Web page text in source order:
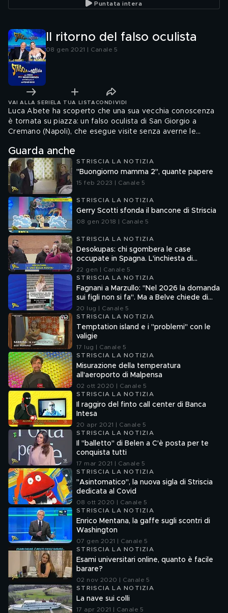
Puntata intera
Il ritorno del falso oculista
08 gen 2021 | Canale 5
VAI ALLA SERIE LA TUA LISTA CONDIVIDI
Luca Abete ha scoperto che una sua vecchia conoscenza
è tornata su piazza: un falso oculista di San Giorgio a
Cremano (Napoli), che esegue visite senza averne le
Guarda anche
STRISCIA LA NOTIZIA
"Buongiorno mamma 2", quante papere
15 feb 2023 | Canale 5
STRISCIA LA NOTIZIA
Gerry Scotti sfonda il bancone di Striscia
08 gen 2018 | Canale 5
STRISCIA LA NOTIZIA
Desokupas: chi sgombera le case
occupate in Spagna. L'inchiesta di
Francesco Mazza
22 gen | Canale 5
STRISCIA LA NOTIZIA
Fagnani a Marzullo: "Nel 2026 la domanda
sui figli non si fa". Ma a Belve chiede di
aborto e maternità
20 lug | Canale 5
STRISCIA LA NOTIZIA
Temptation island e i "problemi" con le
valigie
17 lug | Canale 5
STRISCIA LA NOTIZIA
Misurazione della temperatura
all'aeroporto di Malpensa
02 ott 2020 | Canale 5
STRISCIA LA NOTIZIA
Il raggiro del finto call center di Banca
Intesa
20 apr 2021 | Canale 5
STRISCIA LA NOTIZIA
Il "balletto" di Belen a C'è posta per te
conquista tutti
17 mar 2021 | Canale 5
STRISCIA LA NOTIZIA
"Asintomatico", la nuova sigla di Striscia
dedicata al Covid
08 ott 2020 | Canale 5
STRISCIA LA NOTIZIA
Enrico Mentana, la gaffe sugli scontri di
Washington
07 gen 2021 | Canale 5
STRISCIA LA NOTIZIA
Esami universitari online, quanto è facile
barare?
02 nov 2020 | Canale 5
STRISCIA LA NOTIZIA
La nave sui colli
17 apr 2021 | Canale 5